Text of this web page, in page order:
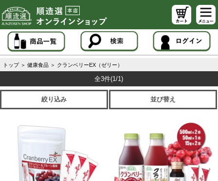
トップ ＞ 健康食品 ＞ クランベリーEX（ゼリー）
全3件(1/1)
絞り込み 並び替え